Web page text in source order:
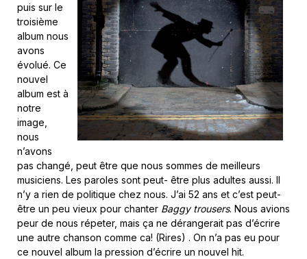
puis sur le
troisième
album nous
avons
évolué. Ce
nouvel
album est à
notre
image,
nous
n’avons
pas changé, peut être que nous sommes de meilleurs
musiciens. Les paroles sont peut- être plus adultes aussi. Il
n’y a rien de politique chez nous. J’ai 52 ans et c’est peut-
être un peu vieux pour chanter Baggy trousers. Nous avions
peur de nous répeter, mais ça ne dérangerait pas d’écrire
une autre chanson comme ca! (Rires) . On n’a pas eu pour
ce nouvel album la pression d’écrire un nouvel hit.